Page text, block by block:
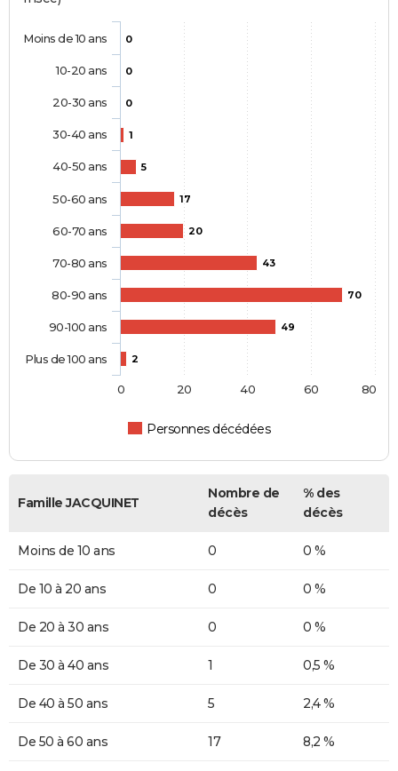
0
0
0
1
5
17
20
43
70
49
2
Personnes décédées
Moins de 10 ans
10-20 ans
20-30 ans
30-40 ans
40-50 ans
50-60 ans
60-70 ans
70-80 ans
80-90 ans
90-100 ans
Plus de 100 ans
0 20 40 60 80
Famille JACQUINET
Nombre de
décès
% des
décès
Moins de 10 ans 0 0 %
De 10 à 20 ans 0 0 %
De 20 à 30 ans 0 0 %
De 30 à 40 ans 1 0,5 %
De 40 à 50 ans 5 2,4 %
De 50 à 60 ans 17 8,2 %